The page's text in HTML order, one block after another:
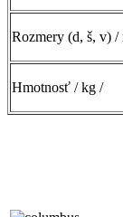
Rozmery (d, š, v) /
Hmotnosť / kg /